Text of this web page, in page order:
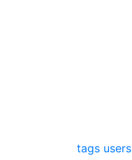
tags users